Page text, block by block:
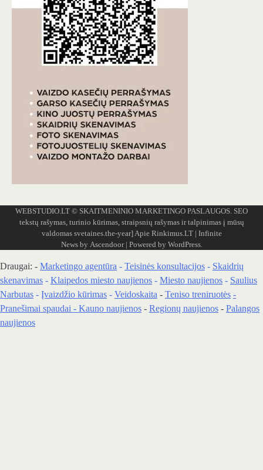
WEBSTUDIO.LT © SKAITMENINIO MARKETINGO PASLAUGOS. SEO
tekstų rašymas, turinio kūrimas, straipsnių rašymas ir talpinimas į mūsų
valdomas svetaines.the-year]Apie Rinkimus.LT| Infinite
News by Ascendoor| Powered by WordPress.
Draugai: - Marketingo agentūra - Teisinės konsultacijos - Skaidrių
skenavimas - Klaipedos miesto naujienos - Miesto naujienos - Saulius
Narbutas - Įvaizdžio kūrimas - Veidoskaita - Teniso treniruotės -
Pranešimai spaudai - Kauno naujienos - Regionų naujienos - Palangos
naujienos